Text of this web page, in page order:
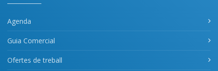
Agenda
Guia Comercial
Ofertes de treball